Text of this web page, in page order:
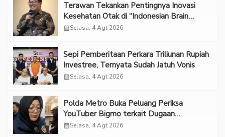
Terawan Tekankan Pentingnya Inovasi
Kesehatan Otak di “Indonesian Brain
Forum 2026 UPN Veteran Jakarta”
calendar_monthSelasa, 4 Agt 2026
Sepi Pemberitaan Perkara Triliunan Rupiah
Investree, Ternyata Sudah Jatuh Vonis
calendar_monthSelasa, 4 Agt 2026
Polda Metro Buka Peluang Periksa
YouTuber Bigmo terkait Dugaan
Eksploitasi Anak
calendar_monthSelasa, 4 Agt 2026